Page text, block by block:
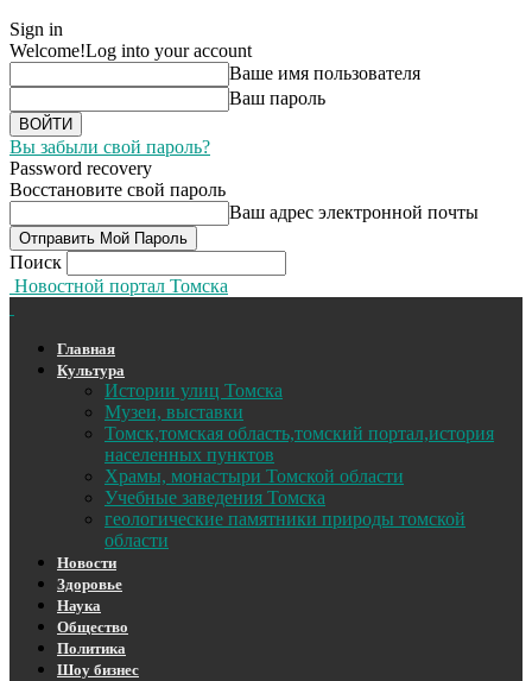
Sign in
Welcome!Log into your account
Ваше имя пользователя
Ваш пароль
Вы забыли свой пароль?
Password recovery
Восстановите свой пароль
Ваш адрес электронной почты
Поиск
Новостной портал Томска
Главная
Культура
Истории улиц Томска
Музеи, выставки
Томск,томская область,томский портал,история
населенных пунктов
Храмы, монастыри Томской области
Учебные заведения Томска
геологические памятники природы томской
области
Новости
Здоровье
Наука
Общество
Политика
Шоу бизнес